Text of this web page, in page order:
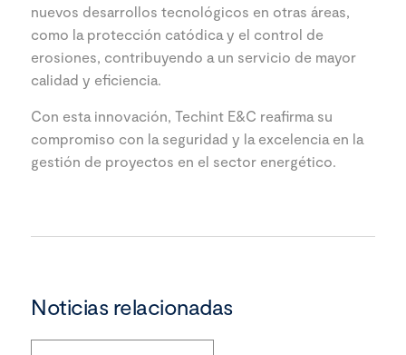
nuevos desarrollos tecnológicos en otras áreas,
como la protección catódica y el control de
erosiones, contribuyendo a un servicio de mayor
calidad y eficiencia.
Con esta innovación, Techint E&C reafirma su
compromiso con la seguridad y la excelencia en la
gestión de proyectos en el sector energético.
Noticias relacionadas